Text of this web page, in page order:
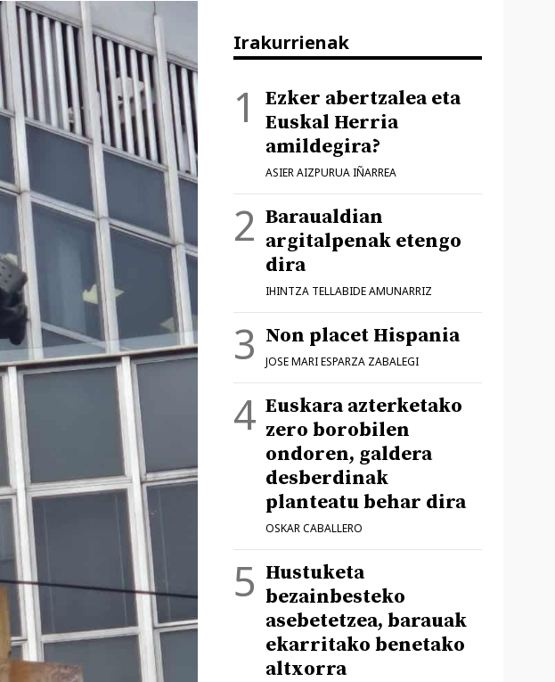
Irakurrienak
Ezker abertzalea eta
Euskal Herria
amildegira?
ASIER AIZPURUA IÑARREA
Baraualdian
argitalpenak etengo
dira
IHINTZA TELLABIDE AMUNARRIZ
Non placet Hispania
JOSE MARI ESPARZA ZABALEGI
Euskara azterketako
zero borobilen
ondoren, galdera
desberdinak
planteatu behar dira
OSKAR CABALLERO
Hustuketa
bezainbesteko
asebetetzea, barauak
ekarritako benetako
altxorra